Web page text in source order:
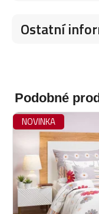
Ostatní
Podobné
NOVINKA